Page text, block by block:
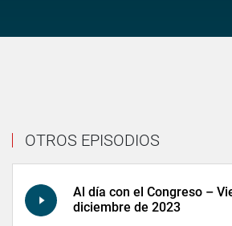
OTROS EPISODIOS
Al día con el Congreso –
diciembre de 2023